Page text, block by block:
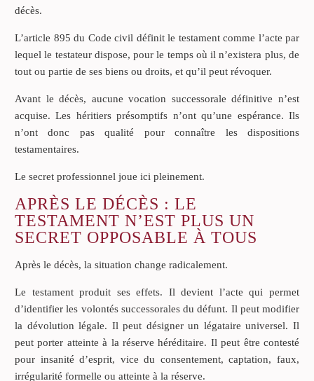
décès.
L’article 895 du Code civil définit le testament comme l’acte par
lequel le testateur dispose, pour le temps où il n’existera plus, de
tout ou partie de ses biens ou droits, et qu’il peut révoquer.
Avant le décès, aucune vocation successorale définitive n’est
acquise. Les héritiers présomptifs n’ont qu’une espérance. Ils
n’ont donc pas qualité pour connaître les dispositions
testamentaires.
Le secret professionnel joue ici pleinement.
APRÈS LE DÉCÈS : LE
TESTAMENT N’EST PLUS UN
SECRET OPPOSABLE À TOUS
Après le décès, la situation change radicalement.
Le testament produit ses effets. Il devient l’acte qui permet
d’identifier les volontés successorales du défunt. Il peut modifier
la dévolution légale. Il peut désigner un légataire universel. Il
peut porter atteinte à la réserve héréditaire. Il peut être contesté
pour insanité d’esprit, vice du consentement, captation, faux,
irrégularité formelle ou atteinte à la réserve.